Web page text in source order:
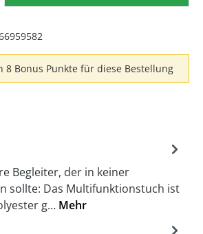
8 Bonus Punkte für diese Bestellung
Begleiter, der in keiner
sollte: Das Multifunktionstuch ist
g… Mehr